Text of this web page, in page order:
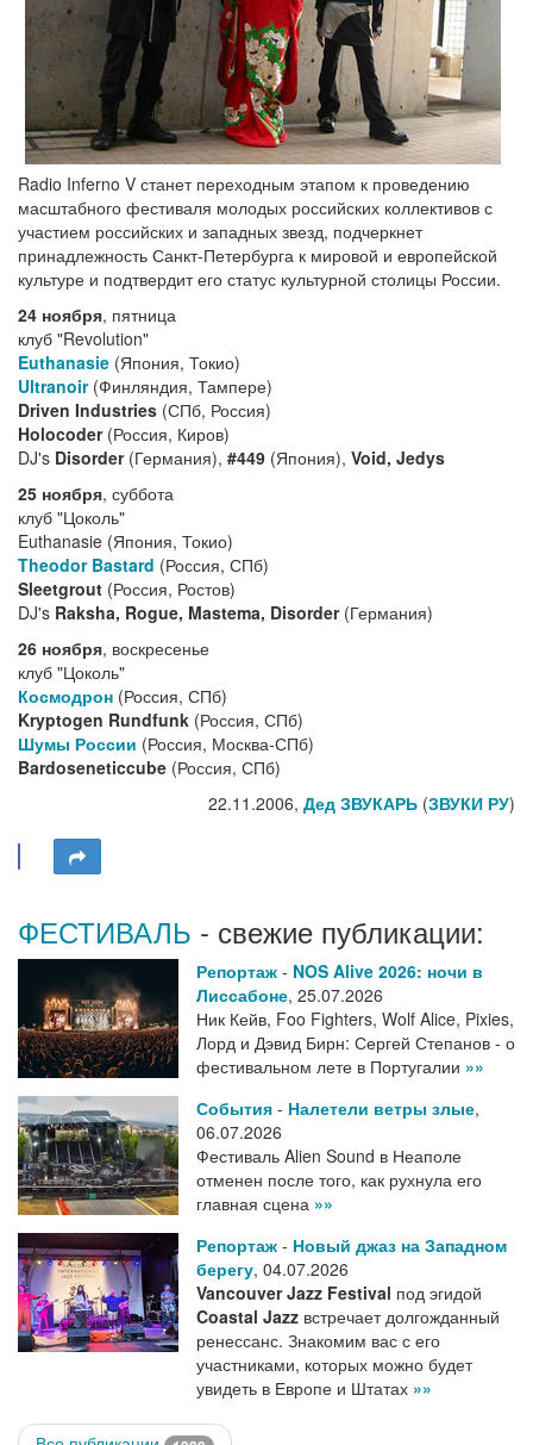
Radio Inferno V станет переходным этапом к проведению
масштабного фестиваля молодых российских коллективов с
участием российских и западных звезд, подчеркнет
принадлежность Санкт-Петербурга к мировой и европейской
культуре и подтвердит его статус культурной столицы России.
24 ноября, пятница
клуб "Revolution"
Euthanasie (Япония, Токио)
Ultranoir(Финляндия, Тампере)
Driven Industries (СПб, Россия)
Holocoder(Россия, Киров)
DJ's Disorder(Германия), #449 (Япония), Void, Jedys
25 ноября, суббота
клуб "Цоколь"
Euthanasie (Япония, Токио)
Theodor Bastard (Россия, СПб)
Sleetgrout (Россия, Ростов)
DJ's Raksha, Rogue, Mastema, Disorder(Германия)
26 ноября, воскресенье
клуб "Цоколь"
Космодрон (Россия, СПб)
Kryptogen Rundfunk (Россия, СПб)
Шумы России (Россия, Москва-СПб)
Bardoseneticcube (Россия, СПб)
22.11.2006, Дед ЗВУКАРЬ (ЗВУКИ РУ)
ФЕСТИВАЛЬ - свежие публикации:
Репортаж - NOS Alive 2026: ночи в
Лиссабоне, 25.07.2026
Ник Кейв, Foo Fighters, Wolf Alice, Pixies,
Лорд и Дэвид Бирн: Сергей Степанов - о
фестивальном лете в Португалии »»
События - Налетели ветры злые,
06.07.2026
Фестиваль Alien Sound в Неаполе
отменен после того, как рухнула его
главная сцена »»
Репортаж - Новый джаз на Западном
берегу, 04.07.2026
Vancouver Jazz Festival под эгидой
Coastal Jazz встречает долгожданный
ренессанс. Знакомим вас с его
участниками, которых можно будет
увидеть в Европе и Штатах »»